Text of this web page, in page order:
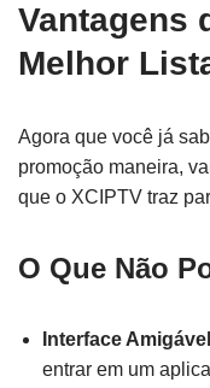
Vantagens
Melhor
Agora que você já
promoção maneira,
que o XCIPTV traz
O Que Não
Interface Amigável
entrar em um